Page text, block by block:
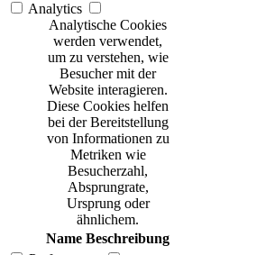
Analytics
Analytische Cookies
werden verwendet,
um zu verstehen, wie
Besucher mit der
Website interagieren.
Diese Cookies helfen
bei der Bereitstellung
von Informationen zu
Metriken wie
Besucherzahl,
Absprungrate,
Ursprung oder
ähnlichem.
Name Beschreibung